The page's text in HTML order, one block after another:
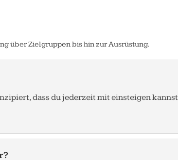
über Zielgruppen bis hin zur Ausrüstung.
dass du jederzeit mit einsteigen